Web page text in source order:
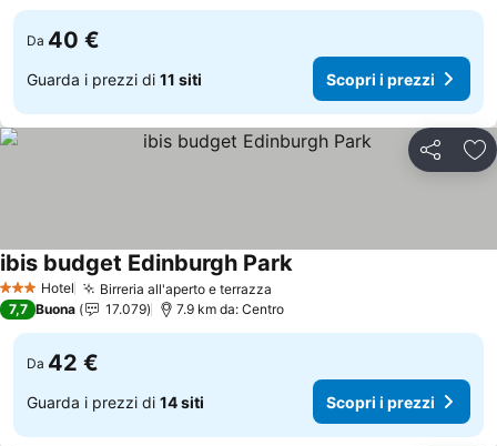
Da 40 €
Guarda i prezzi di 11 siti Scopri i prezzi
Condividi
3 StelleHotel Birreria all'aperto e terrazza
ibis budget Edinburgh ParkScopri i prezzi
7,7 Buona 17.079 7.9 km da: Centro
Da 42 €
Guarda i prezzi di 14 siti Scopri i prezzi